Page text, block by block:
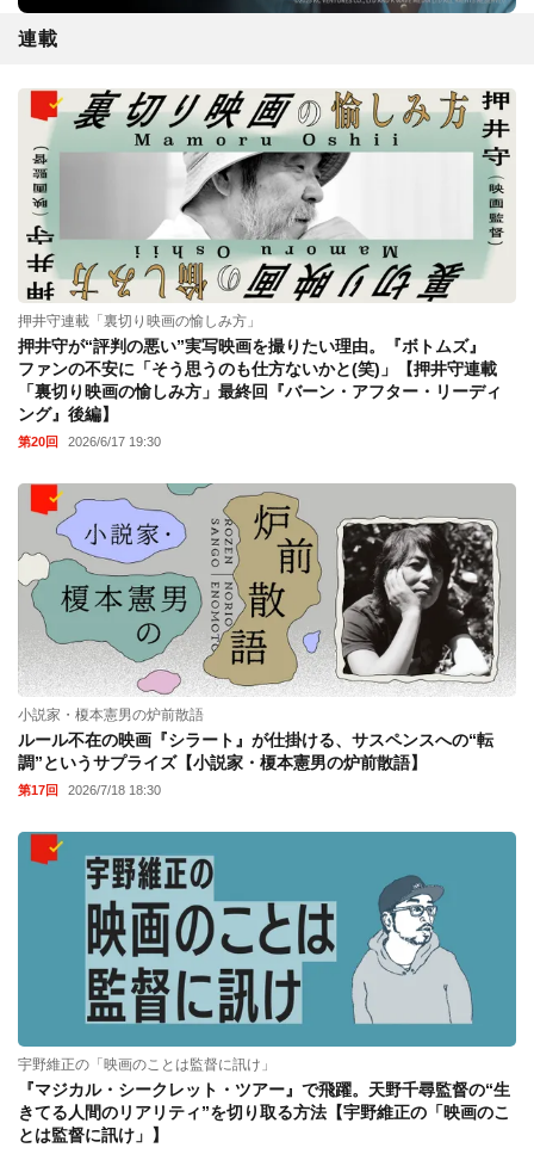
連載
押井守連載「裏切り映画の愉しみ方」
押井守が“評判の悪い”実写映画を撮りたい理由。『ボトムズ』
ファンの不安に「そう思うのも仕方ないかと(笑)」【押井守連載
「裏切り映画の愉しみ方」最終回『バーン・アフター・リーディ
ング』後編】
第20回 2026/6/17 19:30
小説家・榎本憲男の炉前散語
ルール不在の映画『シラート』が仕掛ける、サスペンスへの“転
調”というサプライズ【小説家・榎本憲男の炉前散語】
第17回 2026/7/18 18:30
宇野維正の「映画のことは監督に訊け」
『マジカル・シークレット・ツアー』で飛躍。天野千尋監督の“生
きてる人間のリアリティ”を切り取る方法【宇野維正の「映画のこ
とは監督に訊け」】